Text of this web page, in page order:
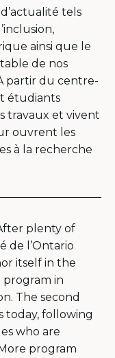
tels
ainsi que le
de nos
partir du centre-
étudiants
travaux et vivent
ouvrent les
à la recherche
plenty of
de l’Ontario
itself in the
in
The second
today, following
who are
program